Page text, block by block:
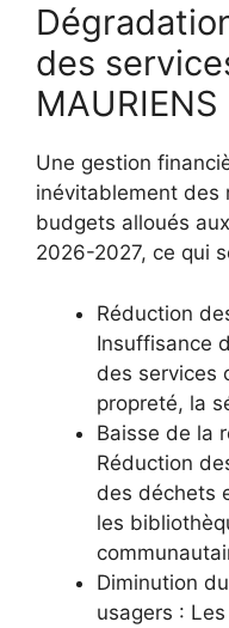
des
MAURIENS
Une gestion
inévitablement des
budgets alloués
2026-2027, ce qui
Réduction
Insuffisance
des services
propreté, la
Baisse de la
Réduction
des déchets
les
Diminution
usagers :